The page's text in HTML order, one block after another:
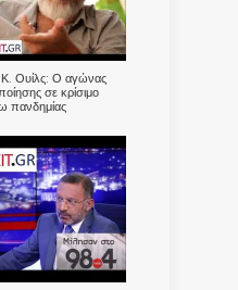
Ουίλς: Ο αγώνας
σε κρίσιμο
πανδημίας